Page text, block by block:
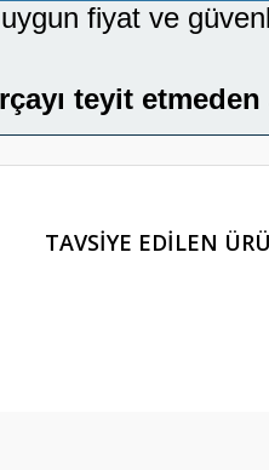
fiyat ve
teyit etmeden
Bu ürüne ilk yorumu siz
TAVSİYE EDİLEN